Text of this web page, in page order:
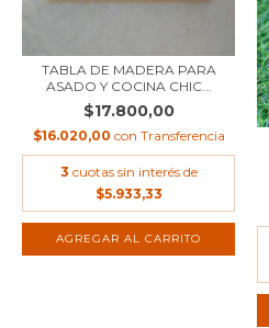
TABLA DE MADERA PARA
ASADO Y COCINA CHIC...
$17.800,00
$16.020,00 con Transferencia
3 cuotas sin interés de
$5.933,33